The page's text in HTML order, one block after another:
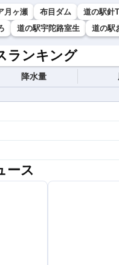
月ヶ瀬 布目ダム 道の駅針
道の駅宇陀路室生 道の駅
ランキング
降水量
ース